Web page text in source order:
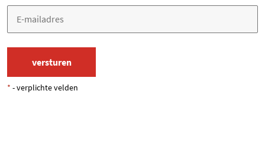
* - verplichte velden